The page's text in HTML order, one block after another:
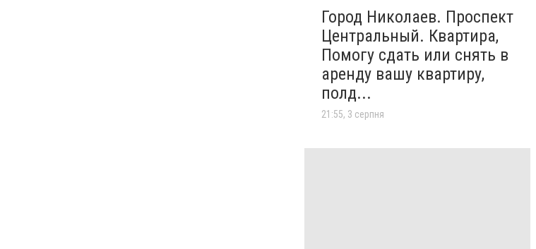
Город Николаев. Проспект
Центральный. Квартира,
Помогу сдать или снять в
аренду вашу квартиру,
полд...
21:55, 3 серпня